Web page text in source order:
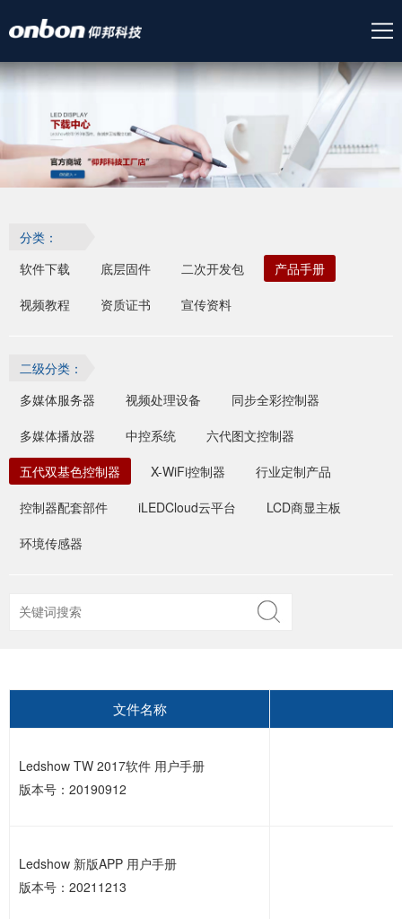
分类：
软件下载
底层固件 二次开发包
产品手册
视频教程
资质证书 宣传资料
二级分类：
多媒体服务器
视频处理设备
同步全彩控制器
多媒体播放器
中控系统
六代图文控制器
五代双基色控制器
X-WiFi控制器
行业定制产品
控制器配套部件
iLEDCloud云平台
LCD商显主板
环境传感器
文件名称
Ledshow TW 2017软件 用户手册
版本号：20190912
Ledshow 新版APP 用户手册
版本号：20211213